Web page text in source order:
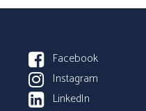
Facebook
Instagram
LinkedIn